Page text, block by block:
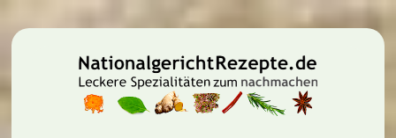
Hauptnavigation
Inhalt
Seitenspalte